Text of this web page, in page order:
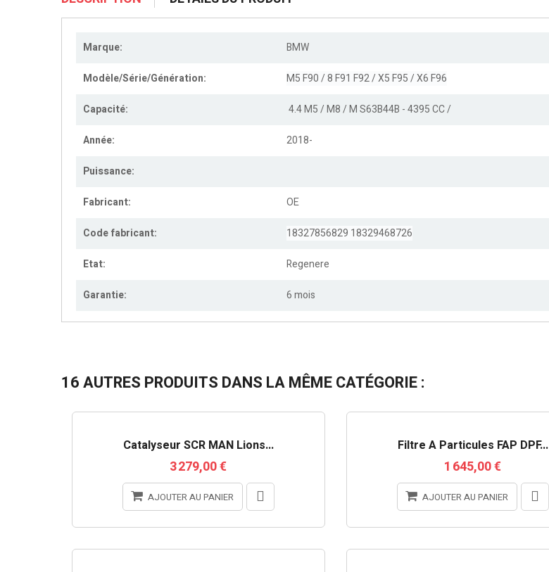
Marque: BMW
Modèle/Série/Génération: M5 F90 / 8 F91 F92 / X5 F95 / X6 F96
Capacité: 4.4 M5 / M8 / M S63B44B - 4395 CC /
Année: 2018-
Puissance:
Fabricant: OE
Code fabricant: 18327856829 18329468726
Etat: Regenere
Garantie: 6 mois
16 AUTRES PRODUITS DANS LA MÊME CATÉGORIE :
Catalyseur SCR MAN Lions...
3 279,00 €
AJOUTER AU PANIER
Filtre À Particules FAP DPF...
1 645,00 €
AJOUTER AU PANIER